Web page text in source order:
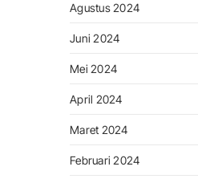
Agustus 2024
Juni 2024
Mei 2024
April 2024
Maret 2024
Februari 2024